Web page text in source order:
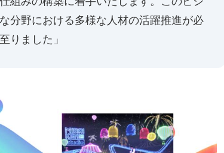
分野における多様な人材の活躍推進が必
りました」